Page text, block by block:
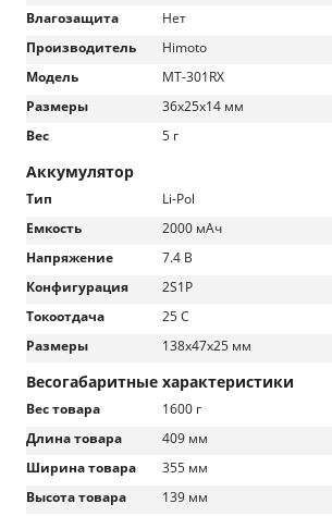
Влагозащита
Нет
Производитель
Himoto
Модель
MT-301RX
Размеры
36x25x14 мм
Вес
5 г
Аккумулятор
Тип
Li-Pol
Емкость
2000 мАч
Напряжение
7.4 В
Конфигурация
2S1P
Токоотдача
25 C
Размеры
138x47x25 мм
Весогабаритные характеристики
Вес товара
1600 г
Длина товара
409 мм
Ширина товара
355 мм
Высота товара
139 мм